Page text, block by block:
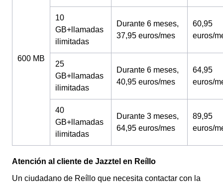
600 MB
10
GB+llamadas
ilimitadas
Durante 6 meses,
37,95 euros/mes
60,95
euros/
25
GB+llamadas
ilimitadas
Durante 6 meses,
40,95 euros/mes
64,95
euros/
40
GB+llamadas
ilimitadas
Durante 3 meses,
64,95 euros/mes
89,95
euros/
Atención al cliente de Jazztel en Reíllo
Un ciudadano de Reíllo que necesita contactar con la